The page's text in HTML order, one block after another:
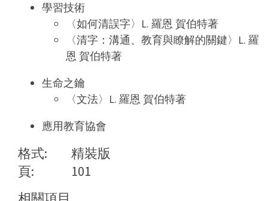
學習技術
〈如何清誤字〉L. 羅恩 賀伯特著
〈清字：溝通、教育與瞭解的關鍵〉L. 羅
恩 賀伯特著
生命之鑰
〈文法〉L. 羅恩 賀伯特著
應用教育協會
格式:
精裝版
頁:
101